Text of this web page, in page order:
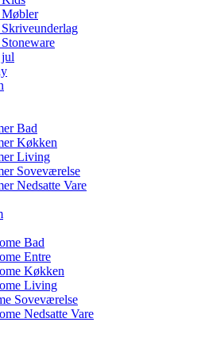
Bad
Køkken
Living
Soveværelse
Nedsatte Vare
Bad
Entre
Køkken
Living
Soveværelse
Nedsatte Vare